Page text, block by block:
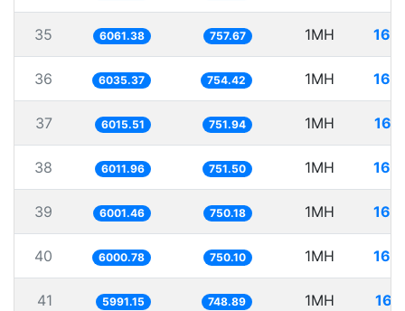
35 6061.38 757.67 1MH
36 6035.37 754.42 1MH
37 6015.51 751.94 1MH
38 6011.96 751.50 1MH
39 6001.46 750.18 1MH
40 6000.78 750.10 1MH
41 5991.15 748.89 1MH